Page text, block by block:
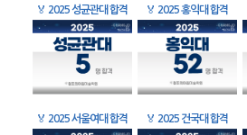
🏅 2025 성균관대 합격 🏅 2025 홍익대 합격
🏅 2025 서울여대 합격 🏅 2025 건국대 합격